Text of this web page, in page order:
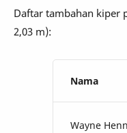
Daftar tambahan kiper
2,03 m):
Nama
Wayne